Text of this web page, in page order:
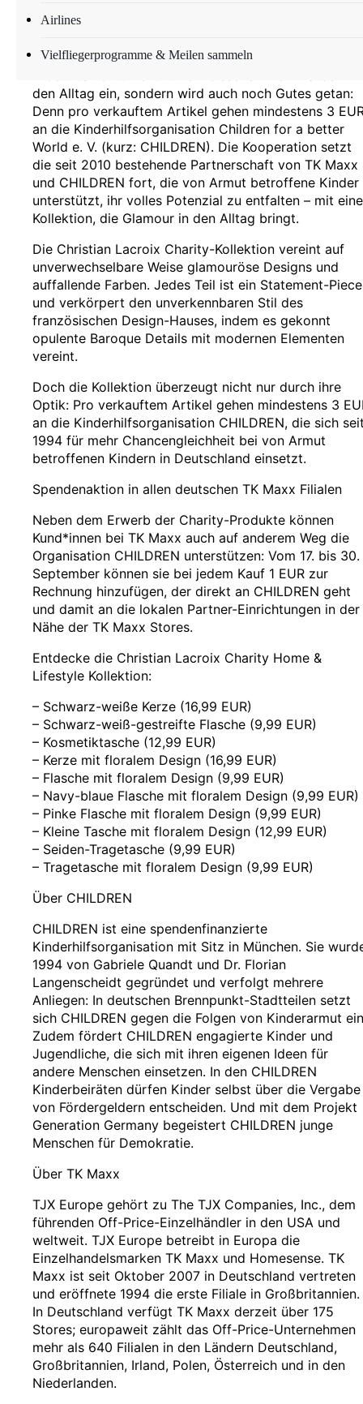
Airlines
Vielfliegerprogramme & Meilen sammeln
Zum Weltkindertag launcht TK Maxx eine Charity-
Christian Lacroix. Mit dem Kauf der einzelnen
den Alltag ein, sondern wird auch noch Gutes getan:
Denn pro verkauftem Artikel gehen mindestens 3
an die Kinderhilfsorganisation Children for a better
World e. V. (kurz: CHILDREN). Die Kooperation setzt
die seit 2010 bestehende Partnerschaft von TK Maxx
und CHILDREN fort, die von Armut betroffene Kinder
unterstützt, ihr volles Potenzial zu entfalten – mit
Kollektion, die Glamour in den Alltag bringt.
Die Christian Lacroix Charity-Kollektion vereint auf
unverwechselbare Weise glamouröse Designs und
auffallende Farben. Jedes Teil ist ein Statement-Piece
und verkörpert den unverkennbaren Stil des
französischen Design-Hauses, indem es gekonnt
opulente Baroque Details mit modernen Elementen
vereint.
Doch die Kollektion überzeugt nicht nur durch ihre
Optik: Pro verkauftem Artikel gehen mindestens 3
an die Kinderhilfsorganisation CHILDREN, die sich
1994 für mehr Chancengleichheit bei von Armut
betroffenen Kindern in Deutschland einsetzt.
Spendenaktion in allen deutschen TK Maxx Filialen
Neben dem Erwerb der Charity-Produkte können
Kund*innen bei TK Maxx auch auf anderem Weg die
Organisation CHILDREN unterstützen: Vom 17. bis 30.
September können sie bei jedem Kauf 1 EUR zur
Rechnung hinzufügen, der direkt an CHILDREN geht
und damit an die lokalen Partner-Einrichtungen in der
Nähe der TK Maxx Stores.
Entdecke die Christian Lacroix Charity Home &
Lifestyle Kollektion:
– Schwarz-weiße Kerze (16,99 EUR)
– Schwarz-weiß-gestreifte Flasche (9,99 EUR)
– Kosmetiktasche (12,99 EUR)
– Kerze mit floralem Design (16,99 EUR)
– Flasche mit floralem Design (9,99 EUR)
– Navy-blaue Flasche mit floralem Design (9,99 EUR)
– Pinke Flasche mit floralem Design (9,99 EUR)
– Kleine Tasche mit floralem Design (12,99 EUR)
– Seiden-Tragetasche (9,99 EUR)
– Tragetasche mit floralem Design (9,99 EUR)
Über CHILDREN
CHILDREN ist eine spendenfinanzierte
Kinderhilfsorganisation mit Sitz in München. Sie
1994 von Gabriele Quandt und Dr. Florian
Langenscheidt gegründet und verfolgt mehrere
Anliegen: In deutschen Brennpunkt-Stadtteilen setzt
sich CHILDREN gegen die Folgen von Kinderarmut
Zudem fördert CHILDREN engagierte Kinder und
Jugendliche, die sich mit ihren eigenen Ideen für
andere Menschen einsetzen. In den CHILDREN
Kinderbeiräten dürfen Kinder selbst über die Vergabe
von Fördergeldern entscheiden. Und mit dem Projekt
Generation Germany begeistert CHILDREN junge
Menschen für Demokratie.
Über TK Maxx
TJX Europe gehört zu The TJX Companies, Inc., dem
führenden Off-Price-Einzelhändler in den USA und
weltweit. TJX Europe betreibt in Europa die
Einzelhandelsmarken TK Maxx und Homesense. TK
Maxx ist seit Oktober 2007 in Deutschland vertreten
und eröffnete 1994 die erste Filiale in Großbritannien.
In Deutschland verfügt TK Maxx derzeit über 175
Stores; europaweit zählt das Off-Price-Unternehmen
mehr als 640 Filialen in den Ländern Deutschland,
Großbritannien, Irland, Polen, Österreich und in den
Niederlanden.